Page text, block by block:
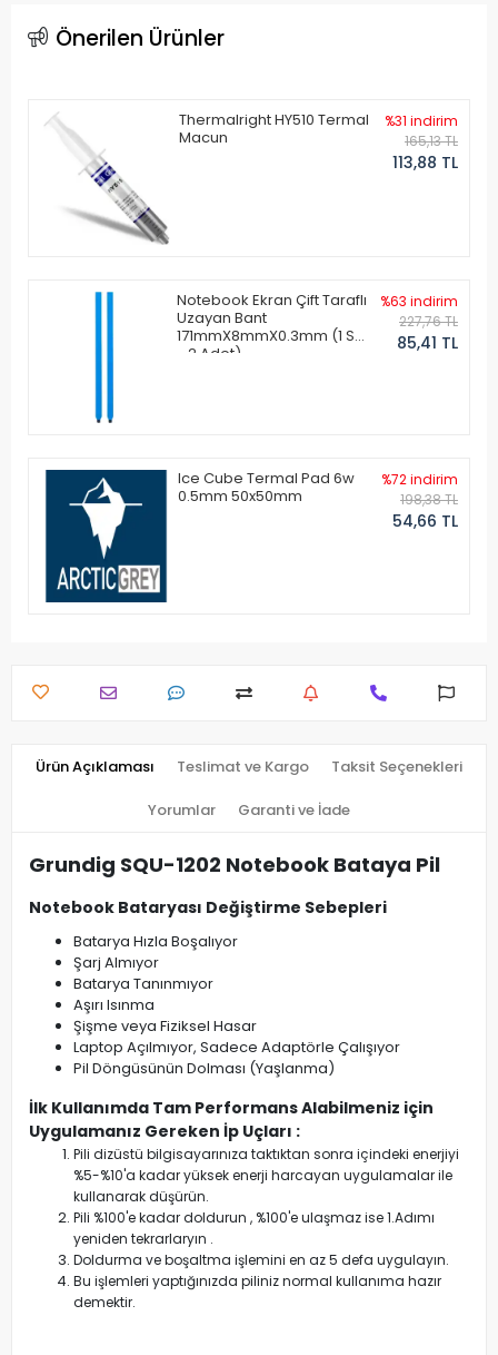
Önerilen Ürünler
Thermalright HY510 Termal
Macun
%31 indirim
165,13 TL
113,88 TL
Notebook Ekran Çift Taraflı
Uzayan Bant
171mmX8mmX0.3mm (1 Set
- 2 Adet)
%63 indirim
227,76 TL
85,41 TL
Ice Cube Termal Pad 6w
0.5mm 50x50mm
%72 indirim
198,38 TL
54,66 TL
Ürün Açıklaması Teslimat ve Kargo Taksit Seçenekleri
Yorumlar Garanti ve İade
Grundig SQU-1202 Notebook Bataya Pil
Notebook Bataryası Değiştirme Sebepleri
Batarya Hızla Boşalıyor
Şarj Almıyor
Batarya Tanınmıyor
Aşırı Isınma
Şişme veya Fiziksel Hasar
Laptop Açılmıyor, Sadece Adaptörle Çalışıyor
Pil Döngüsünün Dolması (Yaşlanma)
İlk Kullanımda Tam Performans Alabilmeniz için
Uygulamanız Gereken İp Uçları :
Pili dizüstü bilgisayarınıza taktıktan sonra içindeki enerjiyi
%5-%10'a kadar yüksek enerji harcayan uygulamalar ile
kullanarak düşürün.
Pili %100'e kadar doldurun , %100'e ulaşmaz ise 1.Adımı
yeniden tekrarlaryın .
Doldurma ve boşaltma işlemini en az 5 defa uygulayın.
Bu işlemleri yaptığınızda piliniz normal kullanıma hazır
demektir.